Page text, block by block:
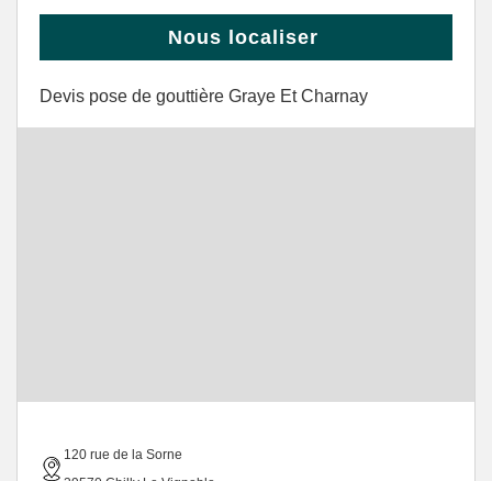
Nous localiser
Devis pose de gouttière Graye Et Charnay
120 rue de la Sorne